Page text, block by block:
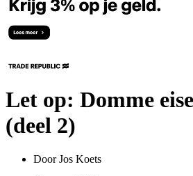
Let op: Domme
(deel 2)
DoorJos Koets